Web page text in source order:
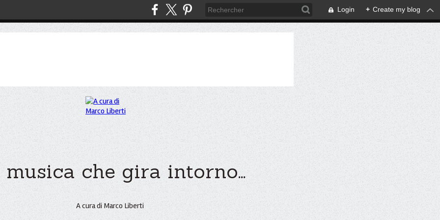
Login + Create my blog
che gira intorno...
A cura di Marco Liberti